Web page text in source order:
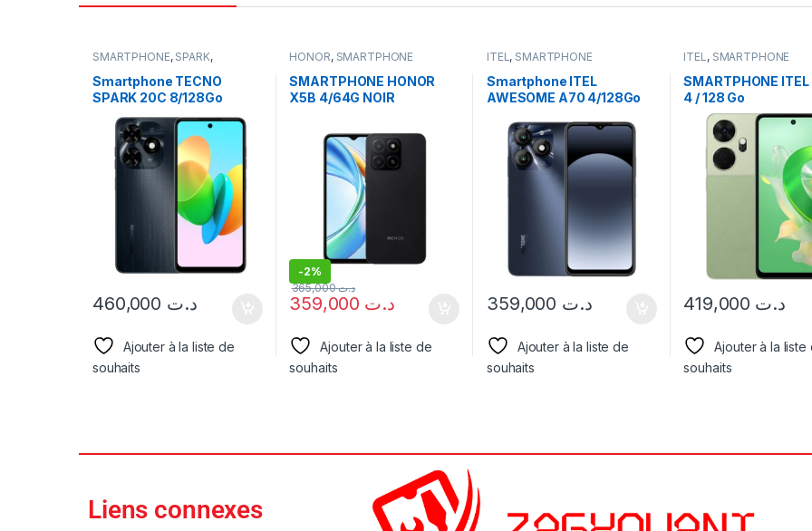
SMARTPHONE, SPARK,
Smartphone TECNO
SPARK 20C 8/128Go
د.ت
Ajouter à la liste de
souhaits
HONOR, SMARTPHONE
SMARTPHONE HONOR
X5B 4/64G NOIR
-2%
د.ت
د.ت365,000
Ajouter à la liste de
souhaits
ITEL , SMARTPHONE
Smartphone ITEL
AWESOME A70 4/128Go
د.ت
Ajouter à la liste de
souhaits
ITEL , SMARTPHONE
SMARTPHONE
4 / 128 Go
د.ت
Ajouter à la liste
souhaits
Liens connexes